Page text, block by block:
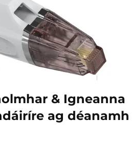
& Igneanna
ag déanamh